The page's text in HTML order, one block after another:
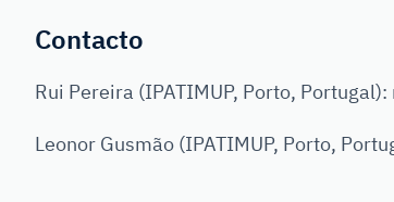
Contacto
Rui Pereira (IPATIMUP, Porto,
Leonor Gusmão (IPATIMUP, Porto,